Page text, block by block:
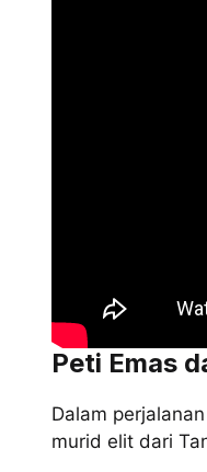
Peti Emas
Dalam
murid elit dari